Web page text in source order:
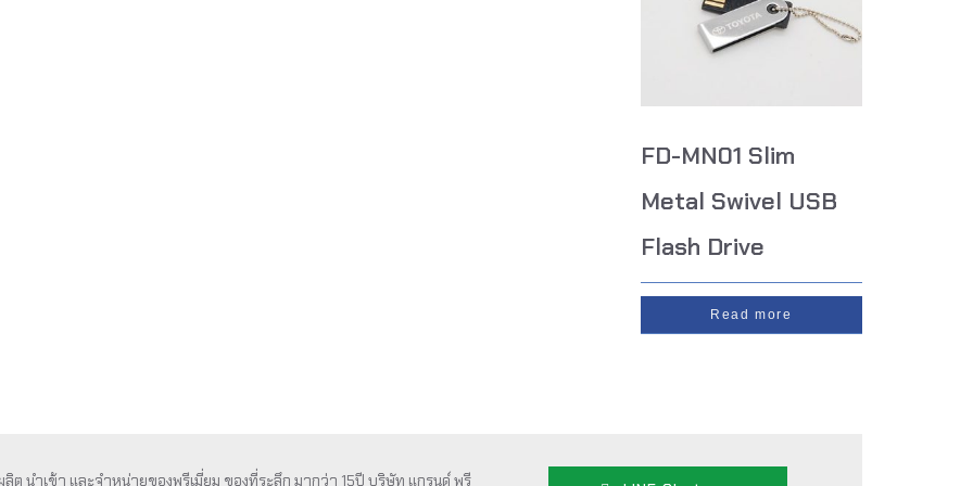
FD-MN01 Slim
Metal Swivel USB
Flash Drive
Read more
ลิต นำเข้า และจำหน่ายของพรีเมี่ยม ของที่ระลึก มากว่า 15ปี บริษัท แกรนด์ พรี